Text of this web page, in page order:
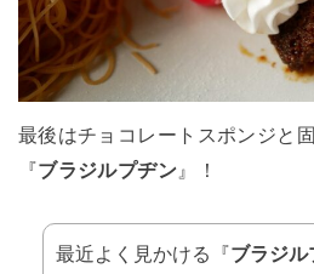
最後はチョコレートスポンジと
『ブラジルプヂン 』！
最近よく見かける『ブラジル